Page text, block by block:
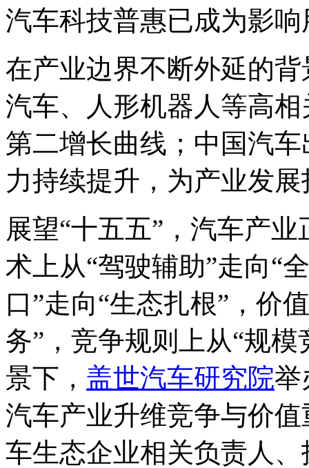
汽车科技普惠已成为影
在产业边界不断外延的
汽车、人形机器人等高
第二增长曲线；中国汽
力持续提升，为产业发
展望“十五五”，汽车产
术上从“驾驶辅助”走向“
口”走向“生态扎根”，价
务”，竞争规则上从“规
景下， 盖世汽车研究院举
汽车产业升维竞争与价
车生态企业相关负责人